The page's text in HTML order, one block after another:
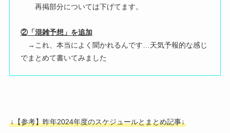
再掲部分については下げてます。
②「混雑予想」を追加
→これ、本当によく聞かれるんです…天気予報的な感じ
でまとめて書いてみました
↓【参考】昨年2024年度のスケジュールとまとめ記事↓